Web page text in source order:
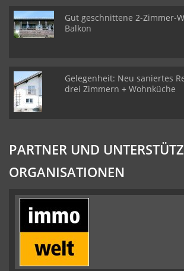
Gut geschnittene 2-Zimmer-
Balkon
Gelegenheit: Neu saniertes
drei Zimmern + Wohnküche
PARTNER UND
ORGANISATIONEN